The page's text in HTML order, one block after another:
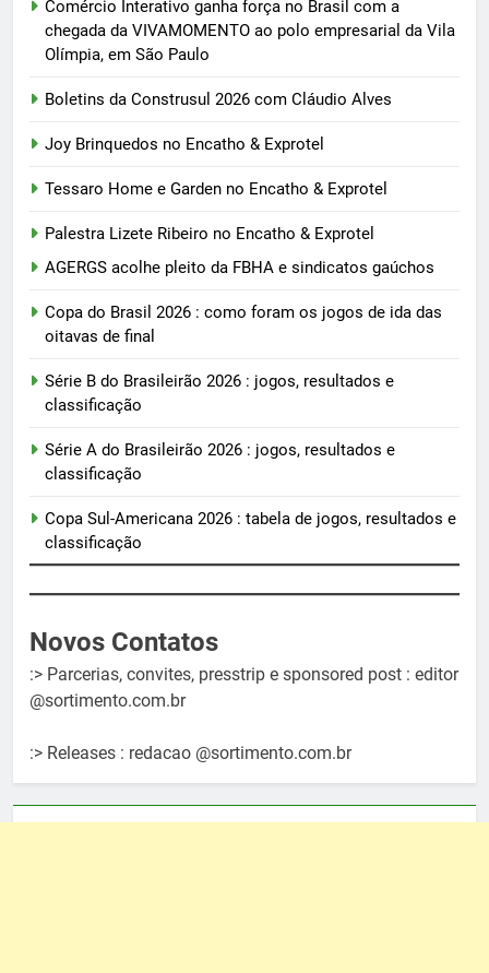
Comércio Interativo ganha força no Brasil com a
chegada da VIVAMOMENTO ao polo empresarial da Vila
Olímpia, em São Paulo
Boletins da Construsul 2026 com Cláudio Alves
Joy Brinquedos no Encatho & Exprotel
Tessaro Home e Garden no Encatho & Exprotel
Palestra Lizete Ribeiro no Encatho & Exprotel
AGERGS acolhe pleito da FBHA e sindicatos gaúchos
Copa do Brasil 2026 : como foram os jogos de ida das
oitavas de final
Série B do Brasileirão 2026 : jogos, resultados e
classificação
Série A do Brasileirão 2026 : jogos, resultados e
classificação
Copa Sul-Americana 2026 : tabela de jogos, resultados e
classificação
Novos Contatos
:> Parcerias, convites, presstrip e sponsored post : editor
@sortimento.com.br
:> Releases : redacao @sortimento.com.br